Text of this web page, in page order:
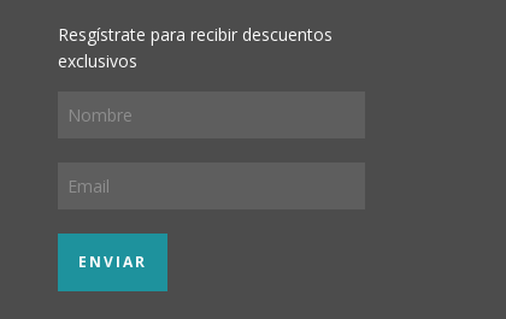
Resgístrate para recibir descuentos
exclusivos